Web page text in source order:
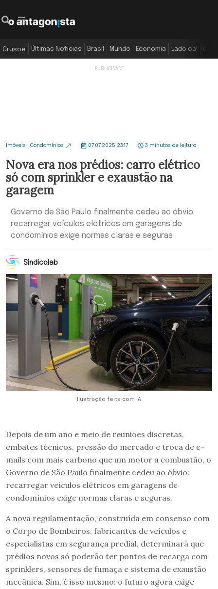
Crusoé Últimas Notícias Brasil Mundo Economia Lado oa!
Imóveis | Condomínios 07.07.2025 23:17 3 minutos de leitura
Nova era nos prédios: carro elétrico
só com sprinkler e exaustão na
garagem
Governo de São Paulo finalmente cedeu ao óbvio:
recarregar veículos elétricos em garagens de
condomínios exige normas claras e seguras
Sindicolab
Ilustração feita com IA
Depois de um ano e meio de reuniões discretas,
embates técnicos, pressão do mercado e troca de e-
mails com mais carbono que um motor a combustão, o
Governo de São Paulo finalmente cedeu ao óbvio:
recarregar veículos elétricos em garagens de
condomínios exige normas claras e seguras.
A nova regulamentação, construída em consenso com
o Corpo de Bombeiros, fabricantes de veículos e
especialistas em segurança predial, determinará que
prédios novos só poderão ter pontos de recarga com
sprinklers, sensores de fumaça e sistema de exaustão
mecânica. Sim, é isso mesmo: o futuro agora exige